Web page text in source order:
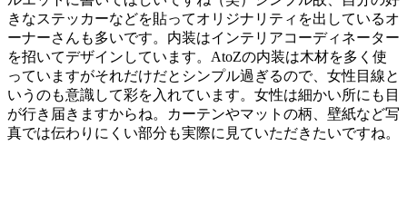
きなステッカーなどを貼ってオリジナリティを出しているオ
ーナーさんも多いです。内装はインテリアコーディネーター
を招いてデザインしています。AtoZの内装は木材を多く使
っていますがそれだけだとシンプル過ぎるので、女性目線と
いうのも意識して彩を入れています。女性は細かい所にも目
が行き届きますからね。カーテンやマットの柄、壁紙など写
真では伝わりにくい部分も実際に見ていただきたいですね。